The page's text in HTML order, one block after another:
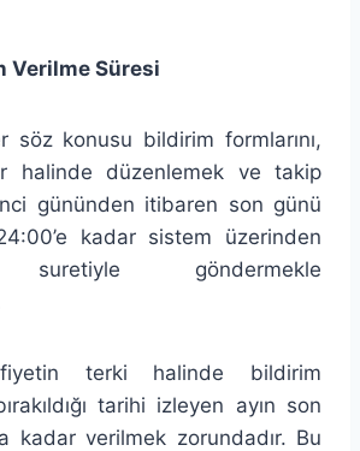
Verilme Süresi
söz konusu bildirim formlarını,
halinde düzenlemek ve takip
gününden itibaren son günü
kadar sistem üzerinden
suretiyle göndermekle
terki halinde bildirim
tarihi izleyen ayın son
kadar verilmek zorundadır. Bu